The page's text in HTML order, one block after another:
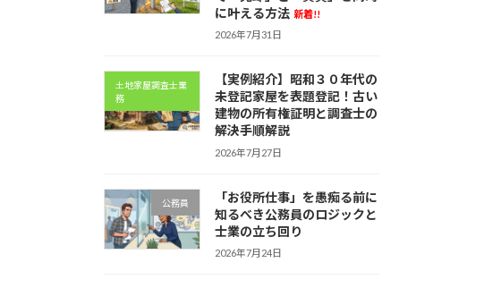
に叶える方法 新着!!
2026年7月31日
土地家屋調査士業
務
【実例紹介】昭和３０年代の
未登記家屋を表題登記！古い
建物の所有権証明と調査士の
解決手順解説
2026年7月27日
公務員
「お役所仕事」を愚痴る前に
知るべき公務員のロジックと
士業の立ち回り
2026年7月24日